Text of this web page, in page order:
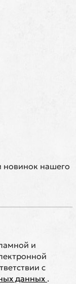
новинок нашего
и
с
данных .